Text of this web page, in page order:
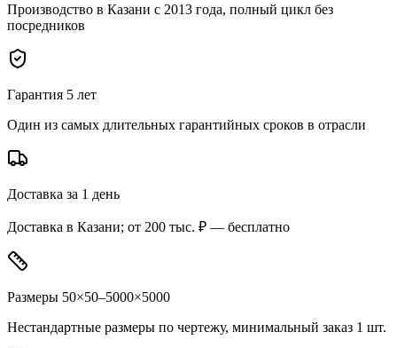
Производство в Казани с 2013 года, полный цикл без
посредников
Гарантия 5 лет
Один из самых длительных гарантийных сроков в отрасли
Доставка за 1 день
Доставка в Казани; от 200 тыс. ₽ — бесплатно
Размеры 50×50–5000×5000
Нестандартные размеры по чертежу, минимальный заказ 1 шт.